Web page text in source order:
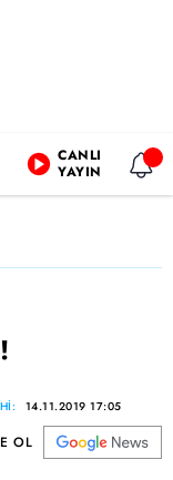
CANLI
YAYIN
14.11.2019 17:05
OL